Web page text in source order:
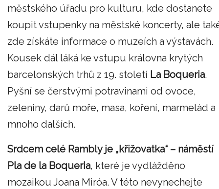
městského úřadu pro kulturu, kde dostanete
koupit vstupenky na městské koncerty, ale
zde získáte informace o muzeích a výstavách.
Kousek dál láká ke vstupu královna krytých
barcelonských trhů z 19. století La Boqueria.
Pyšní se čerstvými potravinami od ovoce,
zeleniny, darů moře, masa, koření, marmelád a
mnoho dalších.
Srdcem celé Rambly je „křižovatka“ – náměstí
Pla de la Boqueria, které je vydlážděno
mozaikou Joana Miróa. V této nevynechejte